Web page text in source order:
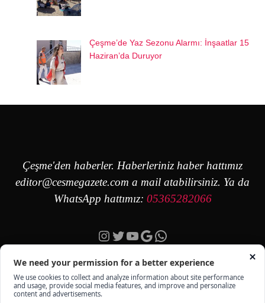
Çeşme’de Yaz Sezonu Alarmı: İnşaatlar 15
Haziran’da Duruyor
Çeşme'den haberler. Haberleriniz haber hattımız
editor@cesmegazete.com a mail atabilirsiniz. Ya da
WhatsApp hattımız: 05365282066
Instagram
Twitter
YouTube
Google
https://wa.me/